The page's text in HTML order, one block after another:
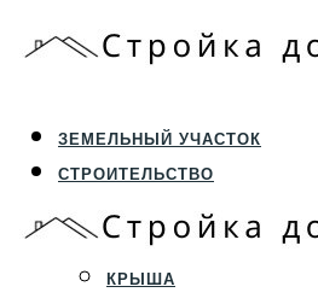
ЗЕМЕЛЬНЫЙ УЧАСТОК
СТРОИТЕЛЬСТВО
ФУНДАМЕНТ И ЦОКОЛЬ
ПЕРЕКРЫТИЯ И СТЕНЫ
КРЫША